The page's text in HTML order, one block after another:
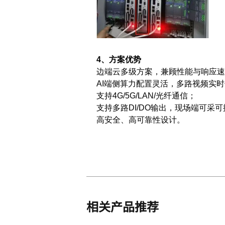
4、方案优势
边端云多级方案，兼顾性能与响应速
AI端侧算力配置灵活，多路视频实时
支持4G/5G/LAN/光纤通信；
支持多路DI/DO输出，现场端可采可
高安全、高可靠性设计。
相关产品推荐